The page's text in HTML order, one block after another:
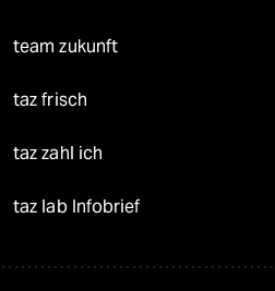
team zukunft
taz frisch
taz zahl ich
taz lab Infobrief